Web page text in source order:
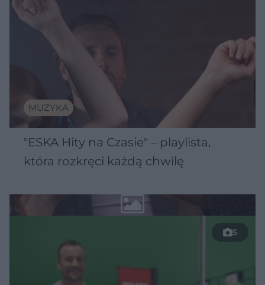
MUZYKA
"ESKA Hity na Czasie" – playlista,
która rozkręci każdą chwilę
5